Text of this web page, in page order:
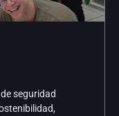
seguridad